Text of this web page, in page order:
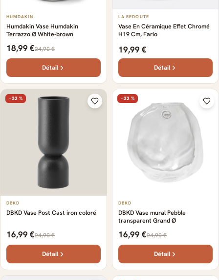
HUMDAKIN
Humdakin Vase Humdakin
Terrazzo Ø White-brown
18,99 €24,90 €
Détail
LA REDOUTE
Vase En Céramique Effet Chromé
H19 Cm, Fario
19,99 €
Détail
−32 %
DBKD
DBKD Vase Post Cast iron coloré
16,99 €24,90 €
Détail
−32 %
DBKD
DBKD Vase mural Pebble
transparent Grand Ø
16,99 €24,90 €
Détail